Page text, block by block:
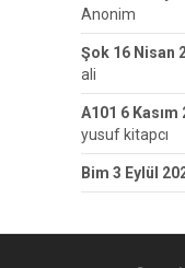
Anonim
Şok 16 Nisan
ali
A101 6 Kasım
yusuf kitapcı
Bim 3 Eylül